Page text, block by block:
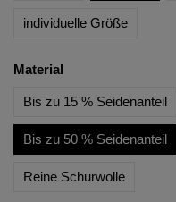
individuelle Größe
Material
Bis zu 15 % Seidenanteil
Bis zu 50 % Seidenanteil
Reine Schurwolle